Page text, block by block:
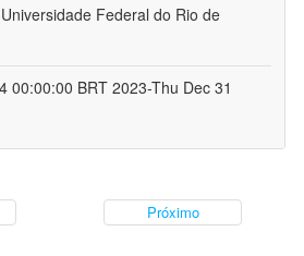
Universidade Federal do Rio de
00:00:00 BRT 2023-Thu Dec 31
Próximo